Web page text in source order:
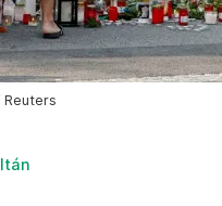
Reuters